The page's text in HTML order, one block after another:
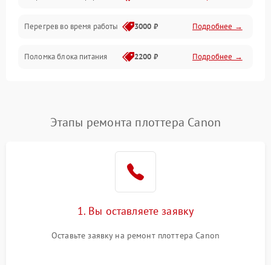
Корпус/Герметичность
Интерфейсы
Перегрев во время работы 3000 ₽ Подробнее →
Поломка блока питания 2200 ₽ Подробнее →
Этапы ремонта плоттера Canon
1. Вы оставляете заявку
Оставьте заявку на ремонт плоттера Canon